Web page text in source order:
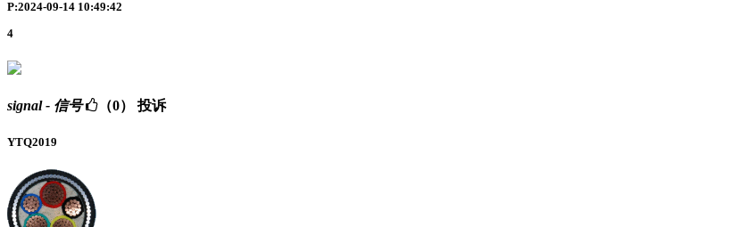
P:2024-09-14 10:49:42
4
signal - 信号 （0） 投诉
YTQ2019